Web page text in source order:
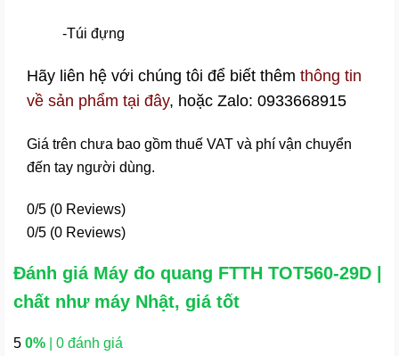
-Túi đựng
Hãy liên hệ với chúng tôi để biết thêm thông tin
về sản phẩm tại đây, hoặc Zalo: 0933668915
Giá trên chưa bao gồm thuế VAT và phí vận chuyển
đến tay người dùng.
0/5 (0 Reviews)
0/5 (0 Reviews)
Đánh giá Máy đo quang FTTH TOT560-29D |
chất như máy Nhật, giá tốt
5 0% | 0 đánh giá